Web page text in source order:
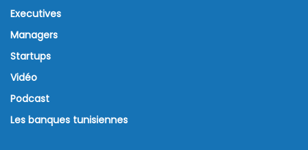
Executives
Managers
Startups
Vidéo
Podcast
Les banques tunisiennes